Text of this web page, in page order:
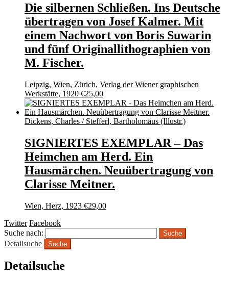
Die silbernen Schließen. Ins Deutsche
übertragen von Josef Kalmer. Mit
einem Nachwort von Boris Suwarin
und fünf Originallithographien von
M. Fischer.
Leipzig, Wien, Zürich, Verlag der Wiener graphischen
Werkstätte, 1920 €25,00
Dickens, Charles / Stefferl, Bartholomäus (Illustr.)
SIGNIERTES EXEMPLAR – Das
Heimchen am Herd. Ein
Hausmärchen. Neuübertragung von
Clarisse Meitner.
Wien, Herz, 1923 €29,00
Twitter Facebook
Suche nach:
Detailsuche
Suche
Detailsuche